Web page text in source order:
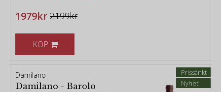
1979kr 2199kr
KÖP
Prissänkt
Nyhet
Damilano
Damilano - Barolo